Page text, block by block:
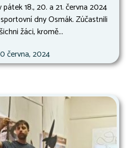
18., 20. a 21. června 2024
dny Osmák. Zúčastnili
žáci, kromě...
června, 2024